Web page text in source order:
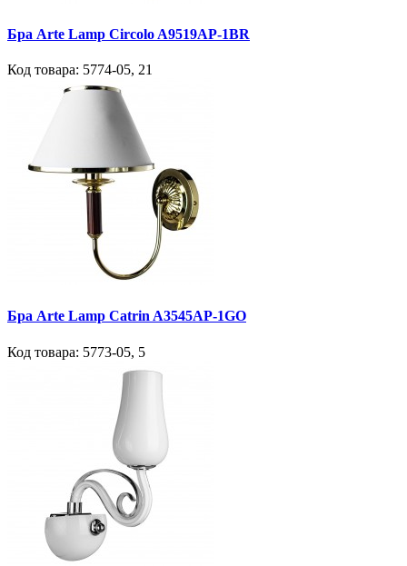
Бра Arte Lamp Circolo A9519AP-1BR
Код товара: 5774-05, 21
Бра Arte Lamp Catrin A3545AP-1GO
Код товара: 5773-05, 5